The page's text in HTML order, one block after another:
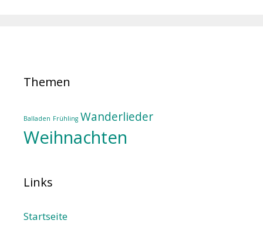
Themen
Balladen Frühling Wanderlieder
Weihnachten
Links
Startseite